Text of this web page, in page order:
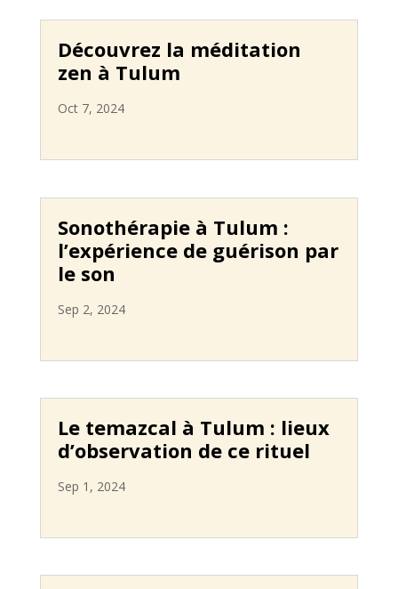
Découvrez la méditation
zen à Tulum
Oct 7, 2024
Sonothérapie à Tulum :
l’expérience de guérison par
le son
Sep 2, 2024
Le temazcal à Tulum : lieux
d’observation de ce rituel
Sep 1, 2024